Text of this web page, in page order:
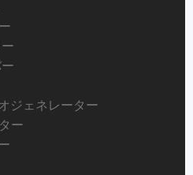
ジェネレーター
ー